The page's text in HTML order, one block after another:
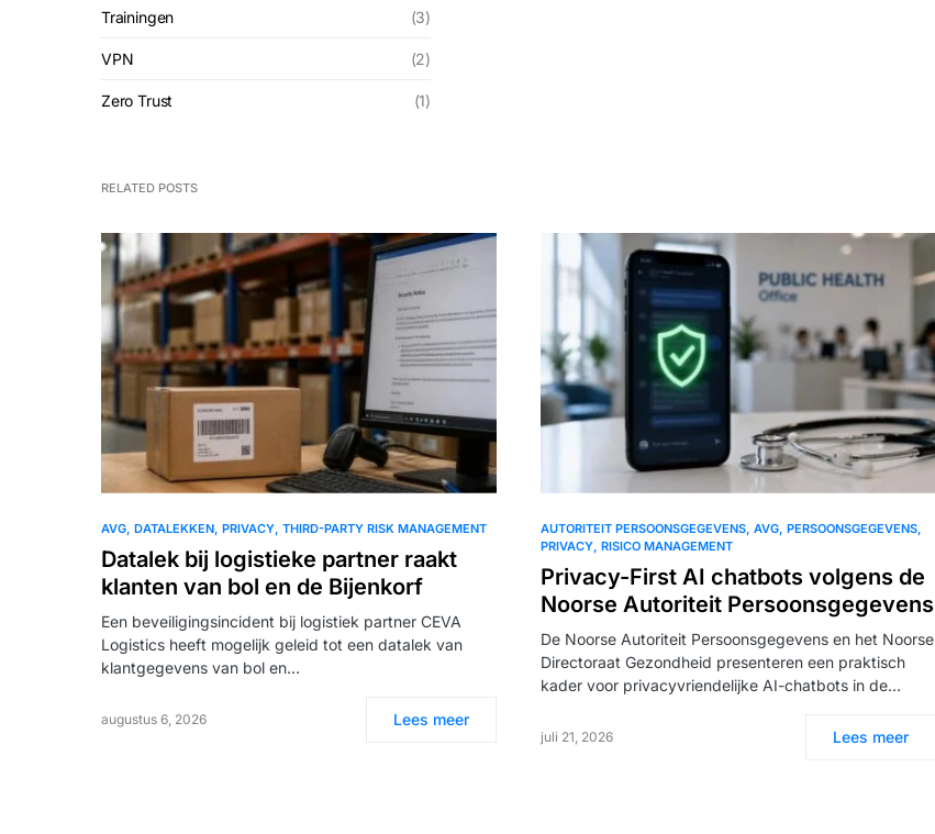
Trainingen (3)
VPN (2)
Zero Trust (1)
RELATED POSTS
AVG DATALEKKEN PRIVACY THIRD-PARTY RISK MANAGEMENT
Datalek bij logistieke partner raakt
klanten van bol en de Bijenkorf
Een beveiligingsincident bij logistiek partner CEVA
Logistics heeft mogelijk geleid tot een datalek van
klantgegevens van bol en…
augustus 6, 2026 Lees meer
AUTORITEIT PERSOONSGEGEVENS AVG PERSOONSGEGEVENS
PRIVACY RISICO MANAGEMENT
Privacy-First AI chatbots volgens de
Noorse Autoriteit Persoonsgegevens
De Noorse Autoriteit Persoonsgegevens en het Noorse
Directoraat Gezondheid presenteren een praktisch
kader voor privacyvriendelijke AI-chatbots in de…
juli 21, 2026 Lees meer